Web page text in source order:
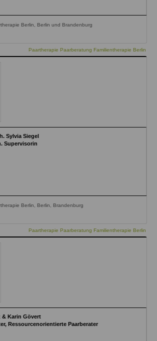
Berlin, Berlin und Brandenburg
Paartherapie Paarberatung Familientherapie Berlin
Sylvia Siegel
Supervisorin
Berlin, Berlin, Brandenburg
Paartherapie Paarberatung Familientherapie Berlin
& Karin Gövert
Ressourcenorientierte Paarberater